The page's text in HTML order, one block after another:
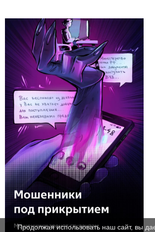
Продолжая использовать наш сайт, вы